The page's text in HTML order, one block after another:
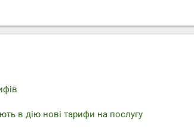
в дію нові тарифи на послугу